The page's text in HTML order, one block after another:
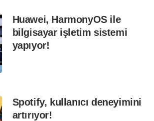
Huawei, HarmonyOS ile
bilgisayar işletim sistemi
yapıyor!
Spotify, kullanıcı deneyimini
artırıyor!